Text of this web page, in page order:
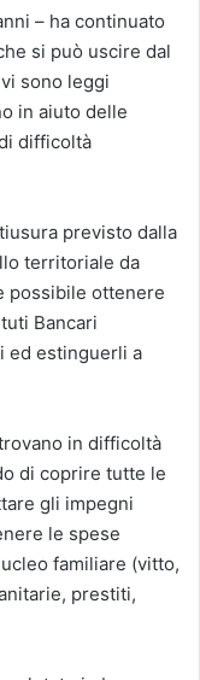
– ha continuato
si può uscire dal
sono leggi
in aiuto delle
difficoltà
previsto dalla
territoriale da
possibile ottenere
Bancari
ed estinguerli a
in difficoltà
di coprire tutte le
gli impegni
le spese
familiare (vitto,
prestiti,